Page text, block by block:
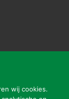
wij cookies.